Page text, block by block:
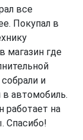
все
Покупал в
магазин где
и
в автомобиль.
работает на
Спасибо!